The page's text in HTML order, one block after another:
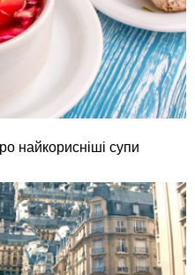
найкорисніші супи